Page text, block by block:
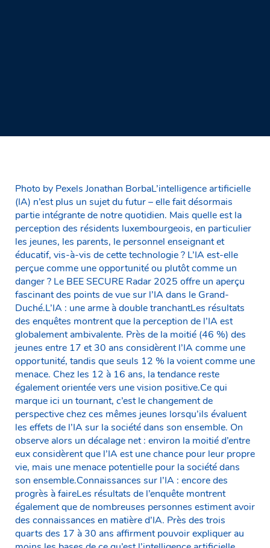
Photo by Pexels Jonathan BorbaL’intelligence artificielle
(IA) n’est plus un sujet du futur – elle fait désormais
partie intégrante de notre quotidien. Mais quelle est la
perception des résidents luxembourgeois, en particulier
les jeunes, les parents, le personnel enseignant et
éducatif, vis-à-vis de cette technologie ? L’IA est-elle
perçue comme une opportunité ou plutôt comme un
danger ? Le BEE SECURE Radar 2025 offre un aperçu
fascinant des points de vue sur l’IA dans le Grand-
Duché.L’IA : une arme à double tranchantLes résultats
des enquêtes montrent que la perception de l’IA est
globalement ambivalente. Près de la moitié (46 %) des
jeunes entre 17 et 30 ans considèrent l’IA comme une
opportunité, tandis que seuls 12 % la voient comme une
menace. Chez les 12 à 16 ans, la tendance reste
également orientée vers une vision positive.Ce qui
marque ici un tournant, c’est le changement de
perspective chez ces mêmes jeunes lorsqu’ils évaluent
les effets de l’IA sur la société dans son ensemble. On
observe alors un décalage net : environ la moitié d’entre
eux considèrent que l’IA est une chance pour leur propre
vie, mais une menace potentielle pour la société dans
son ensemble.Connaissances sur l’IA : encore des
progrès à faireLes résultats de l’enquête montrent
également que de nombreuses personnes estiment avoir
des connaissances en matière d’IA. Près des trois
quarts des 17 à 30 ans affirment pouvoir expliquer au